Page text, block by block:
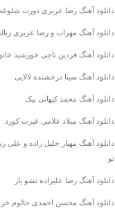
دانلود آهنگ رضا عزیزی دورت
دانلود آهنگ مهراب و رضا عزیزی
دانلود آهنگ فردین ناجی خورشید
دانلود آهنگ سینا درخشنده لالایی
دانلود آهنگ محمد کیهانی پیک
دانلود آهنگ میلاد غلامی غیرت کورد
دانلود آهنگ مهیار خلیل زاده و علی
تو
دانلود آهنگ رضا علیزاده نشو یار
دانلود آهنگ محسن احمدی حالوم